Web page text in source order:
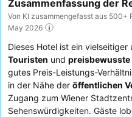
Zusammenfassung der
Von KI zusammengefasst aus 500+
May 2026
Dieses Hotel ist ein
Touristen und preisbewusste
gutes Preis-Leistungs-
in der Nähe der öffentlichen
Zugang zum Wiener
Sehenswürdigkeiten. Gäste